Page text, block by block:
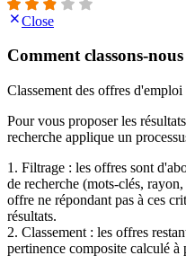
Close
Comment classons-
Classement des offres d'emploi
Pour vous proposer les
recherche applique un
1. Filtrage : les offres sont
de recherche (mots-clés,
offre ne répondant pas à ces
résultats.
2. Classement : les offres
pertinence composite calculé à